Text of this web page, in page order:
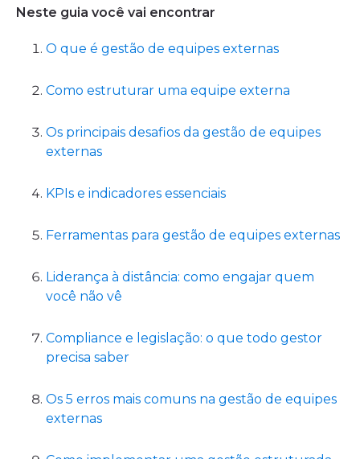
Neste guia você vai encontrar
O que é gestão de equipes externas
Como estruturar uma equipe externa
Os principais desafios da gestão de equipes
externas
KPIs e indicadores essenciais
Ferramentas para gestão de equipes externas
Liderança à distância: como engajar quem
você não vê
Compliance e legislação: o que todo gestor
precisa saber
Os 5 erros mais comuns na gestão de equipes
externas